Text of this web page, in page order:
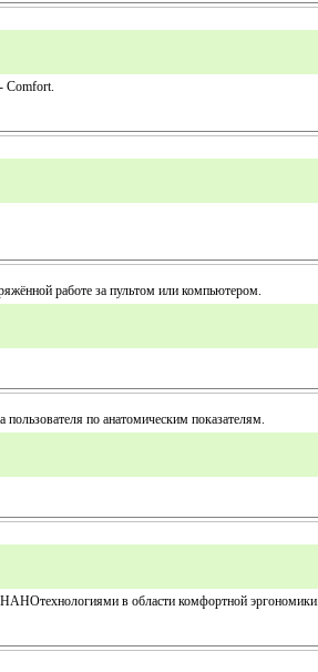
Comfort.
работе за пультом или компьютером.
по анатомическим показателям.
НАНОтехнологиями в области комфортной эргономики.